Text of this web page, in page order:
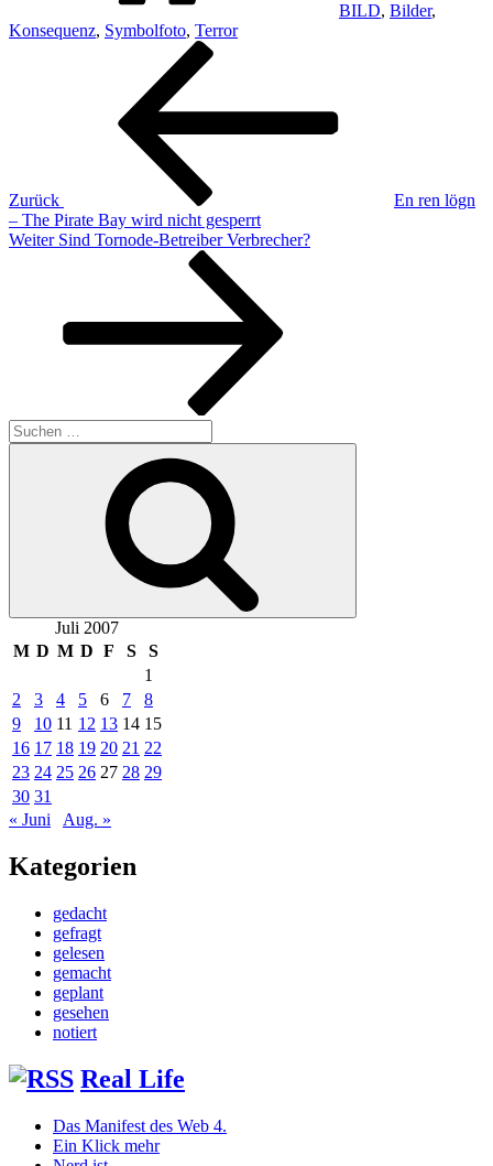
BILD, Bilder,
Konsequenz, Symbolfoto, Terror
Beitragsnavigation
Zurück
En ren lögn
– The Pirate Bay wird nicht gesperrt
Nächster
Weiter Sind Tornode-Betreiber Verbrecher?
Suchen
nach:
Juli 2007
M D M D F S
S
1
2
3 4 5 6 7
8
9
10 11 12 13 14 15
16 17 18 19 20 21 22
23 24 25 26 27 28 29
30 31
« Juni
Aug. »
Kategorien
gedacht
gefragt
gelesen
gemacht
geplant
gesehen
notiert
Real Life
Das Manifest des Web 4.
Ein Klick mehr